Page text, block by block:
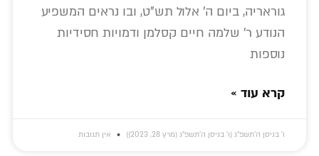
גוראריה, ביום ה' אלול תש"ט, ובו נראים המשפיע
הנודע ר' שלמה חיים קסלמן ודמויות חסידיות
נוספות
קרא עוד »
ו׳ בניסן ה׳תשפ״ג (ו׳ בניסן ה׳תשפ״ג (מרץ 28, 2023)) אין תגובות